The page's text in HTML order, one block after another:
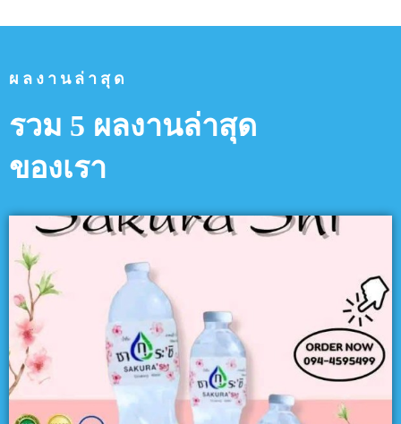
ผลงานล่าสุด
รวม 5 ผลงานล่าสุด
ของเรา